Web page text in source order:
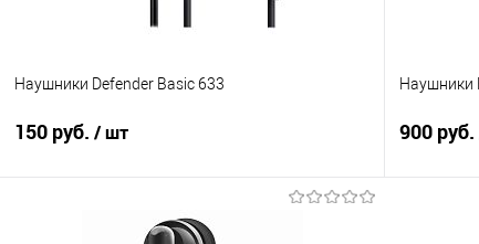
Наушники Defender Basic 633
150 руб. / шт
В корзину
Наушники
900 руб.